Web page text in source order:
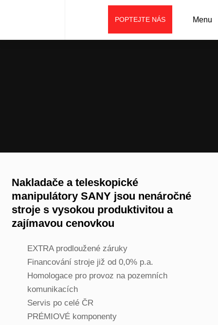
Menu
POPTEJTE NÁS
Nakladače a teleskopické
manipulátory SANY jsou nenáročné
stroje s vysokou produktivitou a
zajímavou cenovkou
EXTRA prodloužené záruky
Financování stroje již od 0,0% p.a.
Homologace pro provoz na pozemních
komunikacích
Servis po celé ČR
PRÉMIOVÉ komponenty